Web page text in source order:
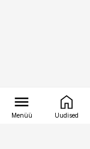
Menüü Uudised